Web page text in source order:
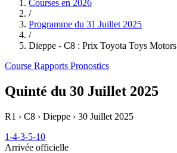
Courses en 2026
/
Programme du 31 Juillet 2025
/
Dieppe - C8 : Prix Toyota Toys Motors
Course Rapports Pronostics
Quinté du 30 Juillet 2025
R1 › C8 › Dieppe › 30 Juillet 2025
1-4-3-5-10
Arrivée officielle